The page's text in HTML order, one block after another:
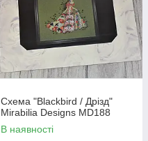
Схема "Blackbird / Дрізд"
Mirabilia Designs MD188
В наявності